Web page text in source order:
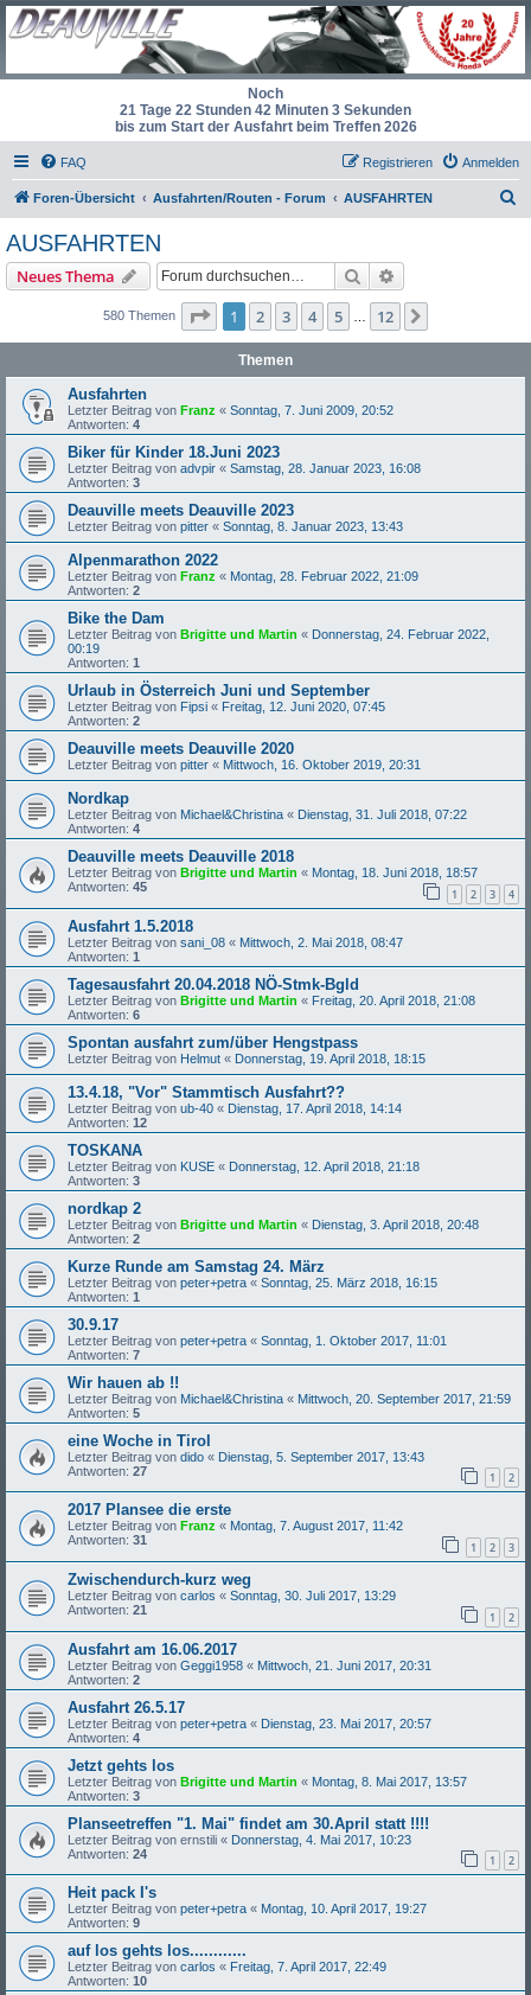
Noch
21 Tage 22 Stunden 42 Minuten 3 Sekunden
bis zum Start der Ausfahrt beim Treffen 2026
FAQ Anmelden
Registrieren
Foren-Übersicht Ausfahrten/Routen - Forum AUSFAHRTEN
AUSFAHRTEN
Neues Thema Suche
580 Themen Seite 1von 12
1 2 3 4 5 12
Themen
Ausfahrten
Letzter Beitrag von Franz « Sonntag, 7. Juni 2009, 20:52
Antworten: 4
Biker für Kinder 18.Juni 2023
Letzter Beitrag von advpir « Samstag, 28. Januar 2023, 16:08
Antworten: 3
Deauville meets Deauville 2023
Letzter Beitrag von pitter « Sonntag, 8. Januar 2023, 13:43
Alpenmarathon 2022
Letzter Beitrag von Franz « Montag, 28. Februar 2022, 21:09
Antworten: 2
Bike the Dam
Letzter Beitrag von Brigitte und Martin « Donnerstag, 24. Februar 2022,
00:19
Antworten: 1
Urlaub in Österreich Juni und September
Letzter Beitrag von Fipsi « Freitag, 12. Juni 2020, 07:45
Antworten: 2
Deauville meets Deauville 2020
Letzter Beitrag von pitter « Mittwoch, 16. Oktober 2019, 20:31
Nordkap
Letzter Beitrag von Michael&Christina « Dienstag, 31. Juli 2018, 07:22
Antworten: 4
Deauville meets Deauville 2018
Letzter Beitrag von Brigitte und Martin « Montag, 18. Juni 2018, 18:57
Antworten: 45 1 2 3 4
Ausfahrt 1.5.2018
Letzter Beitrag von sani_08 « Mittwoch, 2. Mai 2018, 08:47
Antworten: 1
Tagesausfahrt 20.04.2018 NÖ-Stmk-Bgld
Letzter Beitrag von Brigitte und Martin « Freitag, 20. April 2018, 21:08
Antworten: 6
Spontan ausfahrt zum/über Hengstpass
Letzter Beitrag von Helmut « Donnerstag, 19. April 2018, 18:15
13.4.18, "Vor" Stammtisch Ausfahrt??
Letzter Beitrag von ub-40 « Dienstag, 17. April 2018, 14:14
Antworten: 12
TOSKANA
Letzter Beitrag von KUSE « Donnerstag, 12. April 2018, 21:18
Antworten: 3
nordkap 2
Letzter Beitrag von Brigitte und Martin « Dienstag, 3. April 2018, 20:48
Antworten: 2
Kurze Runde am Samstag 24. März
Letzter Beitrag von peter+petra « Sonntag, 25. März 2018, 16:15
Antworten: 1
30.9.17
Letzter Beitrag von peter+petra « Sonntag, 1. Oktober 2017, 11:01
Antworten: 7
Wir hauen ab !!
Letzter Beitrag von Michael&Christina « Mittwoch, 20. September 2017, 21:59
Antworten: 5
eine Woche in Tirol
Letzter Beitrag von dido « Dienstag, 5. September 2017, 13:43
Antworten: 27 1 2
2017 Plansee die erste
Letzter Beitrag von Franz « Montag, 7. August 2017, 11:42
Antworten: 31 1 2 3
Zwischendurch-kurz weg
Letzter Beitrag von carlos « Sonntag, 30. Juli 2017, 13:29
Antworten: 21 1 2
Ausfahrt am 16.06.2017
Letzter Beitrag von Geggi1958 « Mittwoch, 21. Juni 2017, 20:31
Antworten: 2
Ausfahrt 26.5.17
Letzter Beitrag von peter+petra « Dienstag, 23. Mai 2017, 20:57
Antworten: 4
Jetzt gehts los
Letzter Beitrag von Brigitte und Martin « Montag, 8. Mai 2017, 13:57
Antworten: 3
Planseetreffen "1. Mai" findet am 30.April statt !!!!
Letzter Beitrag von ernstili « Donnerstag, 4. Mai 2017, 10:23
Antworten: 24 1 2
Heit pack I's
Letzter Beitrag von peter+petra « Montag, 10. April 2017, 19:27
Antworten: 9
auf los gehts los............
Letzter Beitrag von carlos « Freitag, 7. April 2017, 22:49
Antworten: 10